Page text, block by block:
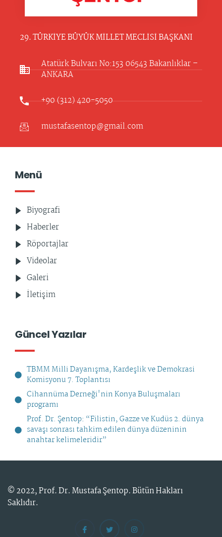
29. TÜRKİYE BÜYÜK MİLLET MECLİSİ BAŞKANI
Atatürk Bulvarı No:153 06543 Bakanlıklar –
ANKARA​
+90 (312) 420-5050
mustafasentop@gmail.com
Menü
Biyografi
Haberler
Röportajlar
Videolar
Galeri
İletişim
Güncel Yazılar
TBMM Milli Dayanışma, Kardeşlik ve Demokrasi
Komisyonu 7. Toplantısı
Cihannüma Derneği'nin Konya Buluşmaları
programı
Prof. Dr. Şentop: “Filistin, Gazze ve Kudüs 2. dünya
savaşı sonrası tahkim edilen dünya düzeninin
anahtar kelimeleridir”
© 2022,Prof. Dr. Mustafa Şentop. Bütün Hakları
Saklıdır.